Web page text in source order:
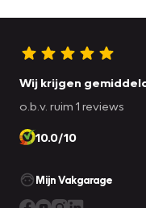
Wij krijgen
o.b.v. ruim 1 reviews
10.0/10
Mijn Vakgarage